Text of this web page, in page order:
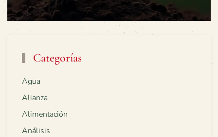
Categorías
Agua
Alianza
Alimentación
Análisis